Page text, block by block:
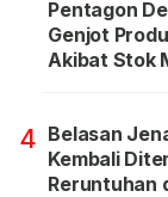
Pentagon
Genjot
Akibat Stok
4 Belasan
Kembali
Reruntuhan